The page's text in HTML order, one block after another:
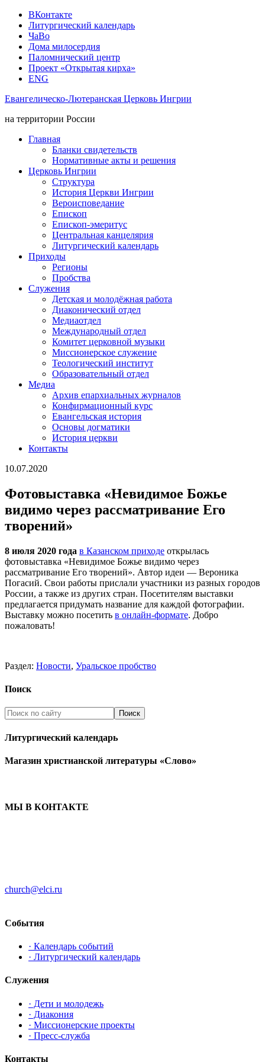
ВКонтакте
Литургический календарь
ЧаВо
Дома милосердия
Паломнический центр
Проект «Открытая кирха»
ENG
Евангелическо-Лютеранская Церковь Ингрии
на территории России
Главная
Бланки свидетельств
Нормативные акты и решения
Церковь Ингрии
Структура
История Церкви Ингрии
Вероисповедание
Епископ
Епископ-эмеритус
Центральная канцелярия
Литургический календарь
Приходы
Регионы
Пробства
Служения
Детская и молодёжная работа
Диаконический отдел
Медиаотдел
Международный отдел
Комитет церковной музыки
Миссионерское служение
Теологический институт
Образовательный отдел
Медиа
Архив епархиальных журналов
Конфирмационный курс
Евангельская история
Основы догматики
История церкви
Контакты
10.07.2020
Фотовыставка «Невидимое Божье
видимо через рассматривание Его
творений»
8 июля 2020 года в Казанском приходе открылась
фотовыставка «Невидимое Божье видимо через
рассматривание Его творений». Автор идеи — Вероника
Погасий. Свои работы прислали участники из разных городов
России, а также из других стран. Посетителям выставки
предлагается придумать название для каждой фотографии.
Выставку можно посетить в онлайн-формате. Добро
пожаловать!
Раздел: Новости, Уральское пробство
Поиск
Литургический календарь
Магазин христианской литературы «Слово»
МЫ В КОНТАКТЕ
church@elci.ru
События
· Календарь событий
· Литургический календарь
Служения
· Дети и молодежь
· Диакония
· Миссионерские проекты
· Пресс-служба
Контакты